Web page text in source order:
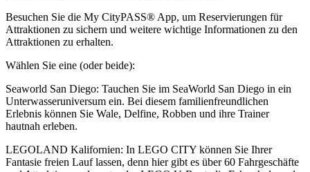
Besuchen Sie die My CityPASS® App, um Reservierungen für
Attraktionen zu sichern und weitere wichtige Informationen zu den
Attraktionen zu erhalten.
Wählen Sie eine (oder beide):
Seaworld San Diego: Tauchen Sie im SeaWorld San Diego in ein
Unterwasseruniversum ein. Bei diesem familienfreundlichen
Erlebnis können Sie Wale, Delfine, Robben und ihre Trainer
hautnah erleben.
LEGOLAND Kalifornien: In LEGO CITY können Sie Ihrer
Fantasie freien Lauf lassen, denn hier gibt es über 60 Fahrgeschäfte